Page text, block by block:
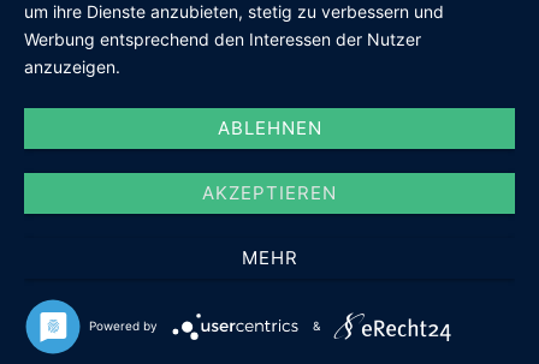
um ihre Dienste anzubieten, stetig zu verbessern und
Werbung entsprechend den Interessen der Nutzer
anzuzeigen.
ABLEHNEN
AKZEPTIEREN
MEHR
Powered by &